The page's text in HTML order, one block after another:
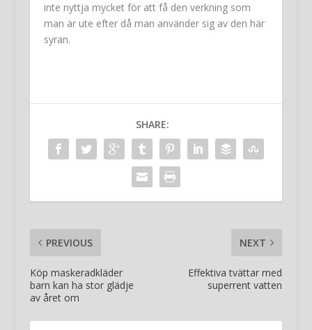
inte nyttja mycket för att få den verkning som
man är ute efter då man använder sig av den här
syran.
SHARE:
PREVIOUS
Köp maskeradkläder
barn kan ha stor glädje
av året om
NEXT
Effektiva tvättar med
superrent vatten